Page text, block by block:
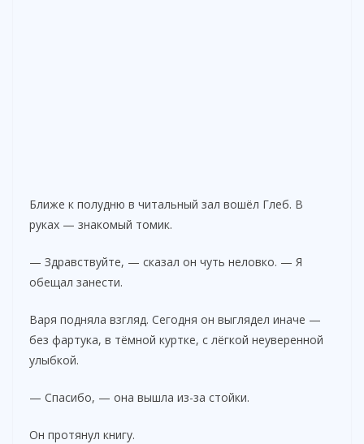
Ближе к полудню в читальный зал вошёл Глеб. В
руках — знакомый томик.
— Здравствуйте, — сказал он чуть неловко. — Я
обещал занести.
Варя подняла взгляд. Сегодня он выглядел иначе —
без фартука, в тёмной куртке, с лёгкой неуверенной
улыбкой.
— Спасибо, — она вышла из-за стойки.
Он протянул книгу.